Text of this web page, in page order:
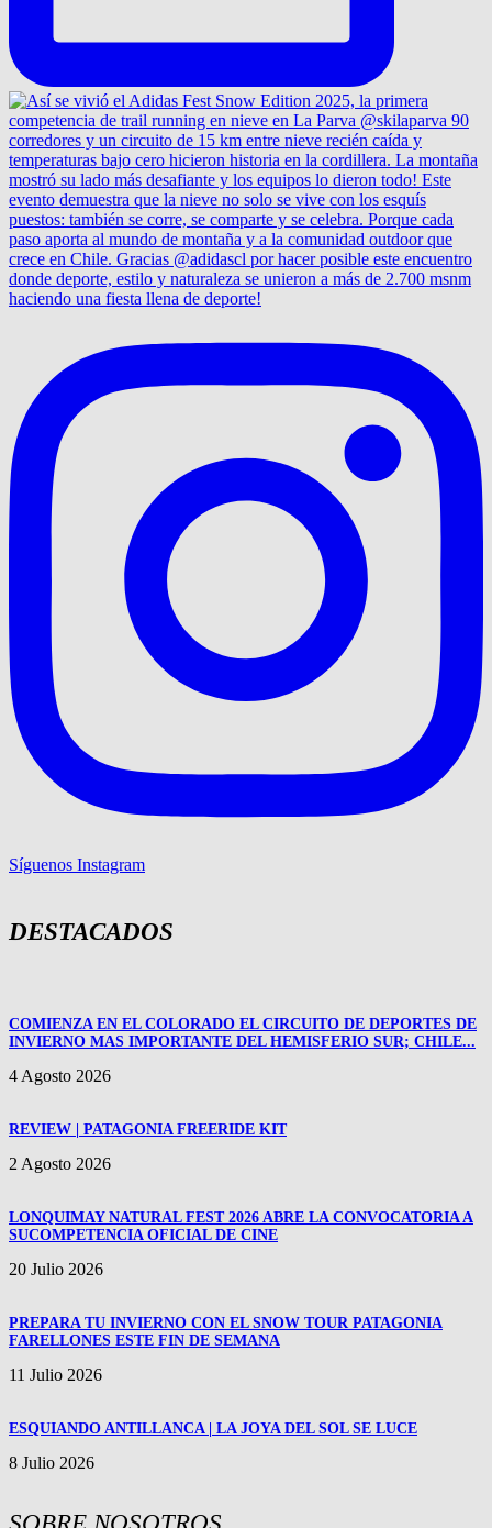
Síguenos Instagram
DESTACADOS
COMIENZA EN EL COLORADO EL CIRCUITO DE DEPORTES DE
INVIERNO MAS IMPORTANTE DEL HEMISFERIO SUR; CHILE...
4 Agosto 2026
REVIEW | PATAGONIA FREERIDE KIT
2 Agosto 2026
LONQUIMAY NATURAL FEST 2026 ABRE LA CONVOCATORIA A
SUCOMPETENCIA OFICIAL DE CINE
20 Julio 2026
PREPARA TU INVIERNO CON EL SNOW TOUR PATAGONIA
FARELLONES ESTE FIN DE SEMANA
11 Julio 2026
ESQUIANDO ANTILLANCA | LA JOYA DEL SOL SE LUCE
8 Julio 2026